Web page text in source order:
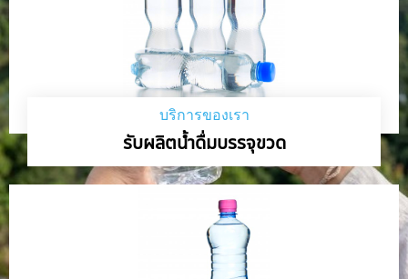
บริการของเรา
รับผลิตน้ำดื่มบรรจุขวด